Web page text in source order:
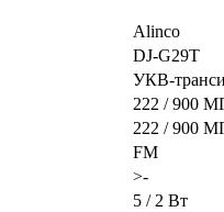
Alinco
DJ-G29T
УКВ-
222 / 900
222 / 900
FM
>-
5 / 2 Вт